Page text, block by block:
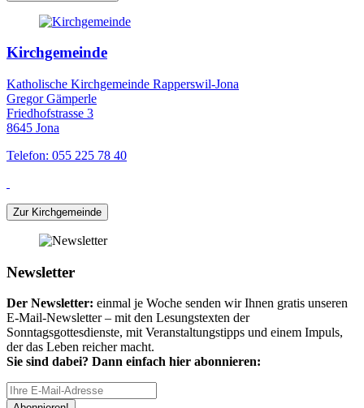
Kirchgemeinde
Katholische Kirchgemeinde Rapperswil-Jona
Gregor Gämperle
Friedhofstrasse 3
8645 Jona
Telefon: 055 225 78 40
Zur Kirchgemeinde
Newsletter
Der Newsletter: einmal je Woche senden wir Ihnen gratis unseren
E-Mail-Newsletter – mit den Lesungstexten der
Sonntagsgottesdienste, mit Veranstaltungstipps und einem Impuls,
der das Leben reicher macht.
Sie sind dabei? Dann einfach hier abonnieren: